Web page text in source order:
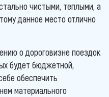
чистыми, теплыми, а
данное место отлично
о дороговизне поездок
будет бюджетной,
обеспечить
материального